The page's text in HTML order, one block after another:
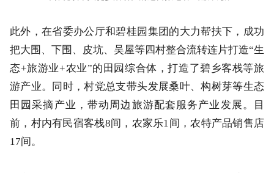
此外，在省委办公厅和碧桂园集团的大力帮扶下，成功
把大围、下围、皮坑、吴屋等四村整合流转连片打造“生
态+旅游业+农业”的田园综合体，打造了碧乡客栈等旅
游产业。同时，村党总支带头发展桑叶、构树芽等生态
田园采摘产业，带动周边旅游配套服务产业发展。目
前，村内有民宿客栈8间，农家乐1间，农特产品销售店
17间。